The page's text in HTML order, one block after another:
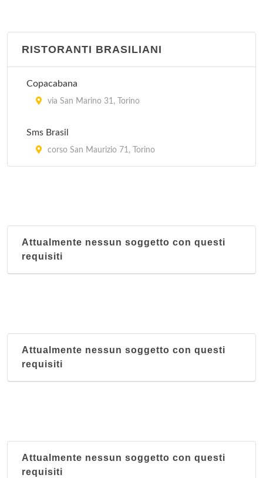
RISTORANTI BRASILIANI
Copacabana
via San Marino 31, Torino
Sms Brasil
corso San Maurizio 71, Torino
Attualmente nessun soggetto con questi
requisiti
Attualmente nessun soggetto con questi
requisiti
Attualmente nessun soggetto con questi
requisiti